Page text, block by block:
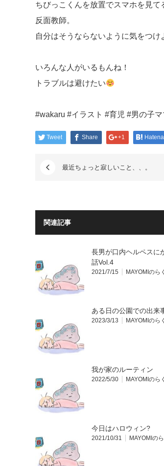
ちびっこくんを放置でスマホを見て
反面教師。
自分はそうならないように気をつけ
いろんな人がいるもんね！
トラブルは避けたい
#wakaru #イラスト #育児 #男の子マ
Tweet Share +1 Hatena
最近ちょっと寂しいこと、、。
関連記事
長男が口内ヘルペスに
話Vol.4
2021/7/15 MAYOMIのら
ある日の公園での出来
2023/3/13 MAYOMIのら
我が家のルーティン
2022/5/30 MAYOMIのら
今日はハロウィン?
2021/10/31 MAYOMIの